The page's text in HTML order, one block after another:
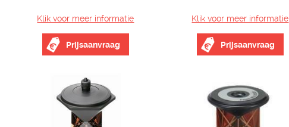
Klik voor meer informatie
Prijsaanvraag
Klik voor meer informatie
Prijsaanvraag